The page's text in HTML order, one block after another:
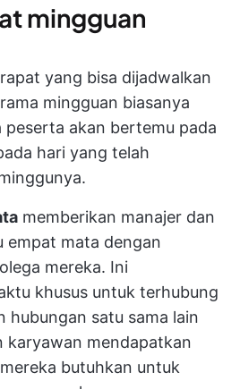
mingguan
yang bisa dijadwalkan
mingguan biasanya
akan bertemu pada
hari yang telah
memberikan manajer dan
empat mata dengan
mereka. Ini
khusus untuk terhubung
hubungan satu sama lain
karyawan mendapatkan
butuhkan untuk